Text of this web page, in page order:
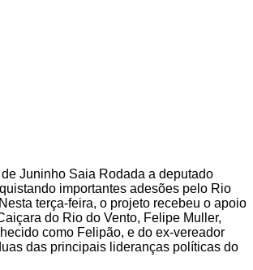
Juninho Saia Rodada a deputado
importantes adesões pelo Rio
terça-feira, o projeto recebeu o apoio
do Rio do Vento, Felipe Muller,
como Felipão, e do ex-vereador
das principais lideranças políticas do